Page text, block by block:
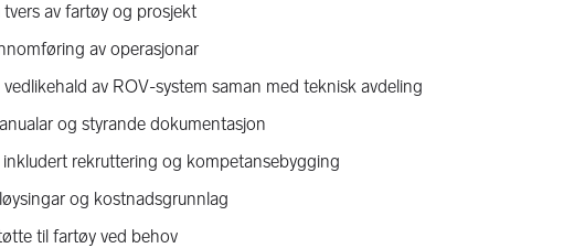
av fartøy og prosjekt
av operasjonar
av ROV-system saman med teknisk avdeling
og styrande dokumentasjon
rekruttering og kompetansebygging
og kostnadsgrunnlag
til fartøy ved behov